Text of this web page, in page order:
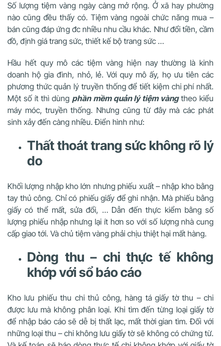
Số lượng tiệm vàng ngày càng mở rộng. Ở xã hay phường
nào cũng đều thấy có. Tiệm vàng ngoài chức năng mua –
bán cũng đáp ứng đc nhiều nhu cầu khác. Như đổi tiền, cầm
đồ, định giá trang sức, thiết kế bộ trang sức …
Hầu hết quy mô các tiệm vàng hiện nay thường là kinh
doanh hộ gia đình, nhỏ, lẻ. Với quy mô ấy, họ ưu tiên các
phương thức quản lý truyền thống để tiết kiệm chi phí nhất.
Một số ít thì dùngphần mềm quản lý tiệm vàngtheo kiểu
máy móc, truyền thống. Nhưng cũng từ đây mà các phát
sinh xảy đến càng nhiều. Điển hình như:
Thất thoát trang sức không rõ lý
do
Khối lượng nhập kho lớn nhưng phiếu xuất – nhập kho bằng
tay thủ công. Chỉ có phiếu giấy để ghi nhận. Mà phiếu bằng
giấy có thể mất, sửa đổi, … Dẫn đến thực kiểm bằng số
lượng phiếu nhập nhưng lại ít hơn so với số lượng nhà cung
cấp giao tới. Và chủ tiệm vàng phải chịu thiệt hại mất hàng.
Dòng thu – chi thực tế không
khớp với sổ báo cáo
Kho lưu phiếu thu chi thủ công, hàng tá giấy tờ thu – chi
được lưu mà không phân loại. Khi tìm đến từng loại giấy tờ
để nhập báo cáo sẽ dễ bị thất lạc, mất thời gian tìm. Đối với
những loại thu – chi không lưu giấy tờ sẽ không có chứng từ.